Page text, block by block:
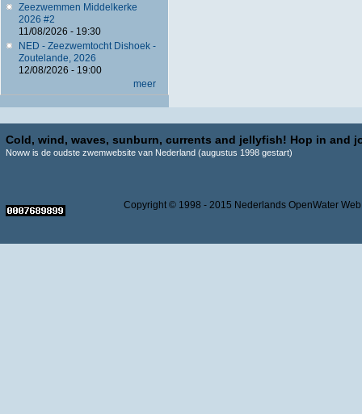
Zeezwemmen Middelkerke
2026 #2
11/08/2026 - 19:30
NED - Zeezwemtocht Dishoek -
Zoutelande, 2026
12/08/2026 - 19:00
meer
Cold, wind, waves, sunburn, currents and jellyfish! Hop in and
Noww is de oudste zwemwebsite van Nederland (augustus 1998 gestart)
Copyright © 1998 - 2015 Nederlands OpenWater